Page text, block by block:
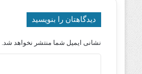
دیدگاهتان را بنویسید
نشانی ایمیل شما منتشر نخواهد شد.